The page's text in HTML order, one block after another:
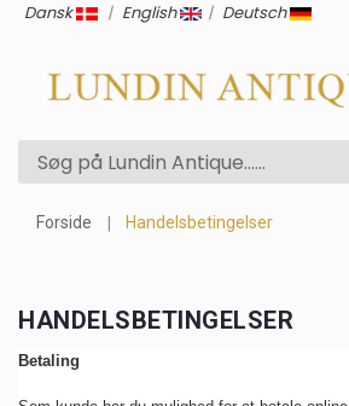
Dansk | English | Deutsch
Forside Handelsbetingelser
HANDELSBETINGELSER
Betaling